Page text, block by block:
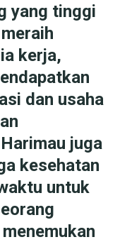
yang tinggi
kerja,
dan usaha
juga
kesehatan
untuk